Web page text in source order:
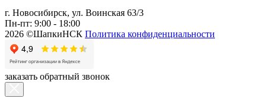
г. Новосибирск, ул. Воинская 63/3
Пн-пт: 9:00 - 18:00
2026 ©ШапкиНСК Политика конфиденциальности
заказать обратный звонок